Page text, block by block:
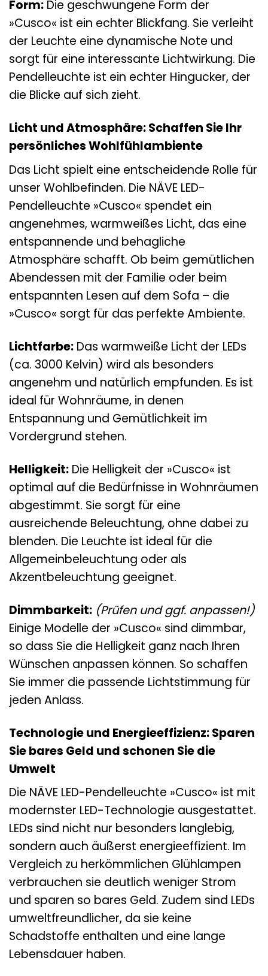
Form: Die geschwungene Form der
»Cusco« ist ein echter Blickfang. Sie verleiht
der Leuchte eine dynamische Note und
sorgt für eine interessante Lichtwirkung. Die
Pendelleuchte ist ein echter Hingucker, der
die Blicke auf sich zieht.
Licht und Atmosphäre: Schaffen Sie Ihr
persönliches Wohlfühlambiente
Das Licht spielt eine entscheidende Rolle für
unser Wohlbefinden. Die NÄVE LED-
Pendelleuchte »Cusco« spendet ein
angenehmes, warmweißes Licht, das eine
entspannende und behagliche
Atmosphäre schafft. Ob beim gemütlichen
Abendessen mit der Familie oder beim
entspannten Lesen auf dem Sofa – die
»Cusco« sorgt für das perfekte Ambiente.
Lichtfarbe: Das warmweiße Licht der LEDs
(ca. 3000 Kelvin) wird als besonders
angenehm und natürlich empfunden. Es ist
ideal für Wohnräume, in denen
Entspannung und Gemütlichkeit im
Vordergrund stehen.
Helligkeit: Die Helligkeit der »Cusco« ist
optimal auf die Bedürfnisse in Wohnräumen
abgestimmt. Sie sorgt für eine
ausreichende Beleuchtung, ohne dabei zu
blenden. Die Leuchte ist ideal für die
Allgemeinbeleuchtung oder als
Akzentbeleuchtung geeignet.
Dimmbarkeit: (Prüfen und ggf. anpassen!)
Einige Modelle der »Cusco« sind dimmbar,
so dass Sie die Helligkeit ganz nach Ihren
Wünschen anpassen können. So schaffen
Sie immer die passende Lichtstimmung für
jeden Anlass.
Technologie und Energieeffizienz: Sparen
Sie bares Geld und schonen Sie die
Umwelt
Die NÄVE LED-Pendelleuchte »Cusco« ist mit
modernster LED-Technologie ausgestattet.
LEDs sind nicht nur besonders langlebig,
sondern auch äußerst energieeffizient. Im
Vergleich zu herkömmlichen Glühlampen
verbrauchen sie deutlich weniger Strom
und sparen so bares Geld. Zudem sind LEDs
umweltfreundlicher, da sie keine
Schadstoffe enthalten und eine lange
Lebensdauer haben.